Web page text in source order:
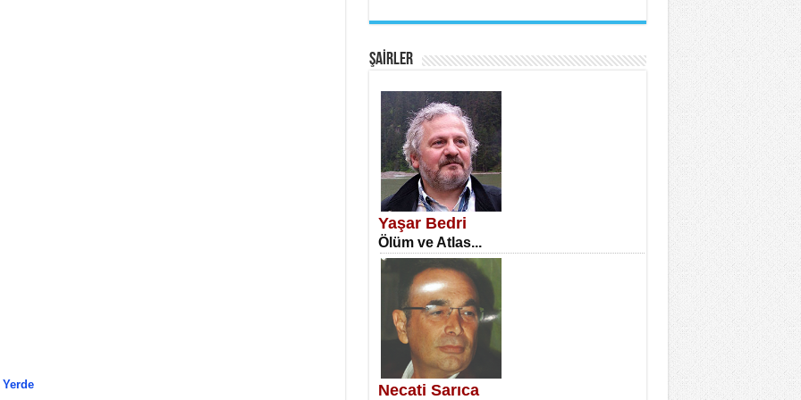
SATILMIŞ ÜMİT ÇETİNKAYA
Erkenlik...
NECLA DİLEK ARSLAN
Öğretmenler Günü Mahkemesi...
ŞAİRLER
Yaşar Bedri
Ölüm ve Atlas...
Necati Sarıca